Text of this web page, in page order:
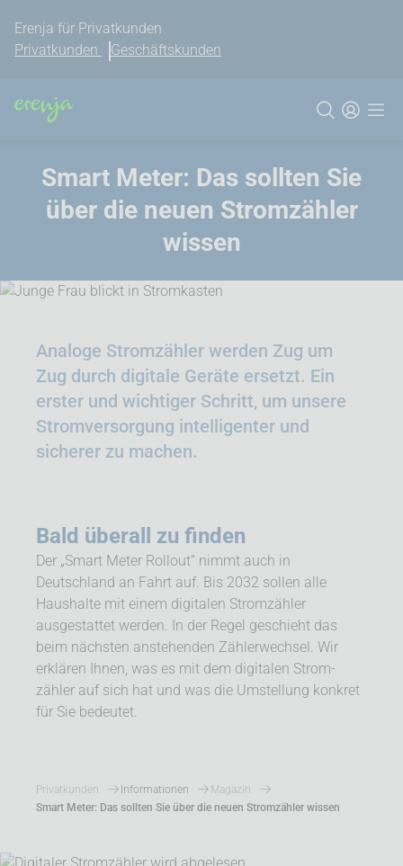
Erenja für Privatkunden
Privatkunden
Geschäftskunden
Smart Meter: Das sollten Sie
über die neuen Stromzähler
wissen
Analoge Strom­zähler werden Zug um
Zug durch digitale Geräte ersetzt. Ein
erster und wichtiger Schritt, um unsere
Strom­versorgung intelli­genter und
sicherer zu machen.
Bald überall zu finden
Der „Smart Meter Rollout“ nimmt auch in
Deutschland an Fahrt auf. Bis 2032 sollen alle
Haushalte mit einem digitalen Strom­zähler
ausgestattet werden. In der Regel geschieht das
beim nächsten anstehenden Zähler­wechsel. Wir
erklären Ihnen, was es mit dem digitalen Strom­
zähler auf sich hat und was die Umstellung konkret
für Sie bedeutet.
Privatkunden Informationen
Magazin
Smart Meter: Das sollten Sie über die neuen Stromzähler wissen